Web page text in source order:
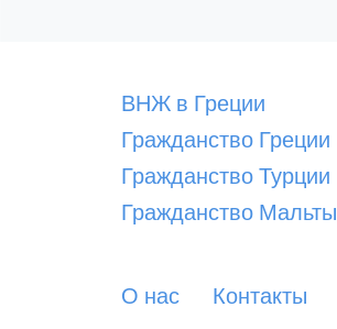
ВНЖ в Греции
Гражданство Греции
Гражданство Турции
Гражданство Мальты
О нас Контакты